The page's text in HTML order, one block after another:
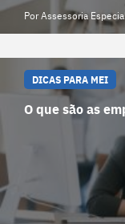
Por Assessoria
DICAS PARA MEI
O que são as